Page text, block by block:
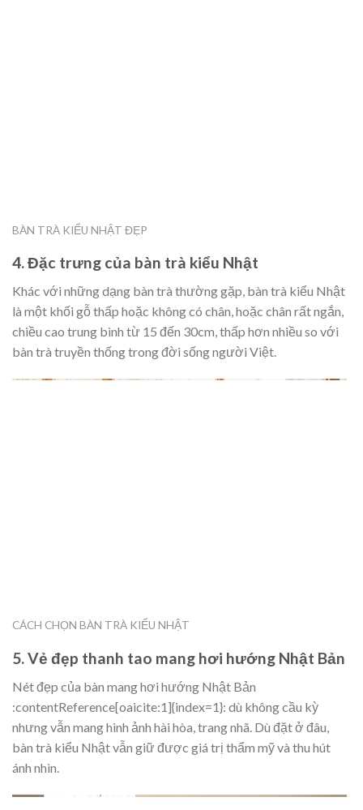
BÀN TRÀ KIỂU NHẬT ĐẸP
4. Đặc trưng của bàn trà kiểu Nhật
Khác với những dạng bàn trà thường gặp, bàn trà kiểu Nhật
là một khối gỗ thấp hoặc không có chân, hoặc chân rất ngắn,
chiều cao trung bình từ 15 đến 30cm, thấp hơn nhiều so với
bàn trà truyền thống trong đời sống người Việt.
CÁCH CHỌN BÀN TRÀ KIỂU NHẬT
5. Vẻ đẹp thanh tao mang hơi hướng Nhật Bản
Nét đẹp của bàn mang hơi hướng Nhật Bản
:contentReference[oaicite:1]{index=1}: dù không cầu kỳ
nhưng vẫn mang hình ảnh hài hòa, trang nhã. Dù đặt ở đâu,
bàn trà kiểu Nhật vẫn giữ được giá trị thẩm mỹ và thu hút
ánh nhìn.